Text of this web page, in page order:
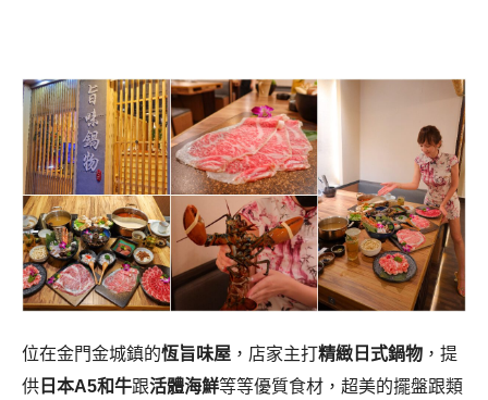
位在金門金城鎮的恆旨味屋 ，店家主打精緻日式鍋物 ，提
供 日本A5和牛跟活體海鮮等等優質食材，超美的擺盤跟類